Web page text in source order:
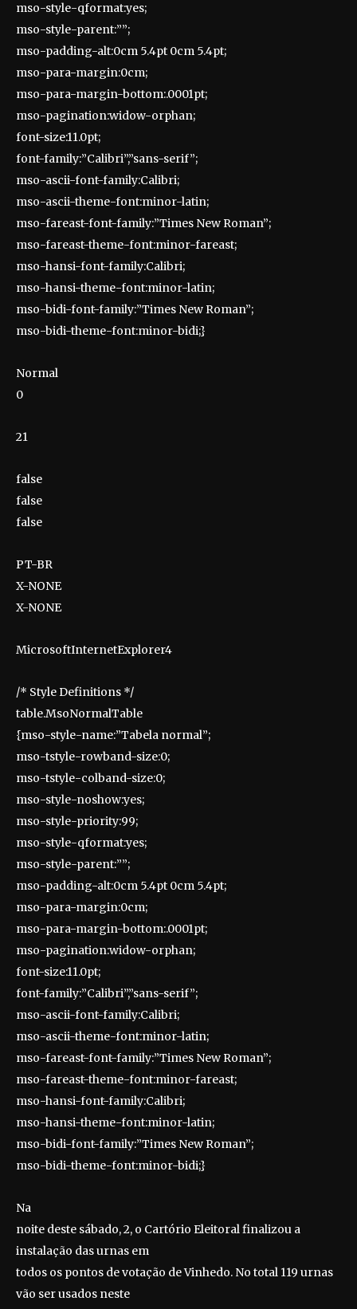
mso-style-qformat:yes;
mso-style-parent:””;
mso-padding-alt:0cm 5.4pt 0cm 5.4pt;
mso-para-margin:0cm;
mso-para-margin-bottom:.0001pt;
mso-pagination:widow-orphan;
font-size:11.0pt;
font-family:”Calibri”,”sans-serif”;
mso-ascii-font-family:Calibri;
mso-ascii-theme-font:minor-latin;
mso-fareast-font-family:”Times New Roman”;
mso-fareast-theme-font:minor-fareast;
mso-hansi-font-family:Calibri;
mso-hansi-theme-font:minor-latin;
mso-bidi-font-family:”Times New Roman”;
mso-bidi-theme-font:minor-bidi;}
Normal
0
21
false
false
false
PT-BR
X-NONE
X-NONE
MicrosoftInternetExplorer4
/* Style Definitions */
table.MsoNormalTable
{mso-style-name:”Tabela normal”;
mso-tstyle-rowband-size:0;
mso-tstyle-colband-size:0;
mso-style-noshow:yes;
mso-style-priority:99;
mso-style-qformat:yes;
mso-style-parent:””;
mso-padding-alt:0cm 5.4pt 0cm 5.4pt;
mso-para-margin:0cm;
mso-para-margin-bottom:.0001pt;
mso-pagination:widow-orphan;
font-size:11.0pt;
font-family:”Calibri”,”sans-serif”;
mso-ascii-font-family:Calibri;
mso-ascii-theme-font:minor-latin;
mso-fareast-font-family:”Times New Roman”;
mso-fareast-theme-font:minor-fareast;
mso-hansi-font-family:Calibri;
mso-hansi-theme-font:minor-latin;
mso-bidi-font-family:”Times New Roman”;
mso-bidi-theme-font:minor-bidi;}
Na
noite deste sábado, 2, o Cartório Eleitoral finalizou a
instalação das urnas em
todos os pontos de votação de Vinhedo. No total 119 urnas
vão ser usados neste